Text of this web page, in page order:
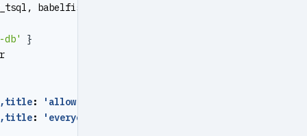
babelfishpg_tds, babelfishpg_money ]
db'
}
,title: 'allow mssql dbsu intranet access'      ,order
,title: 'everyone intranet access with md5 pwd' ,order